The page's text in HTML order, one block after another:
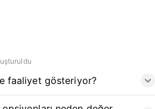
faaliyet gösteriyor?